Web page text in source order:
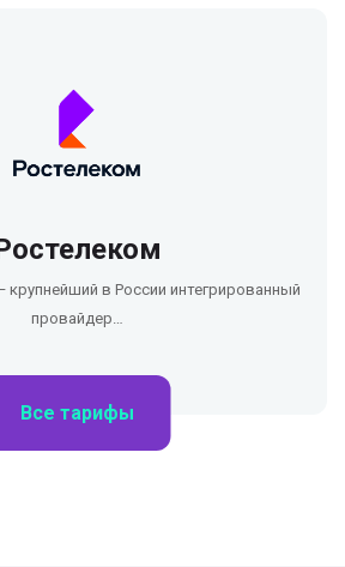
в России интегрированный
провайдер…
Все тарифы